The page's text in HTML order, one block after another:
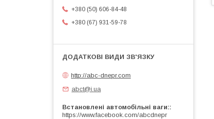
+380 (50) 606-84-48
+380 (67) 931-59-78
http://abc-dnepr.com
abct@i.ua
Встановлені автомобільні ваги:
https://www.facebook.com/abcdnepr